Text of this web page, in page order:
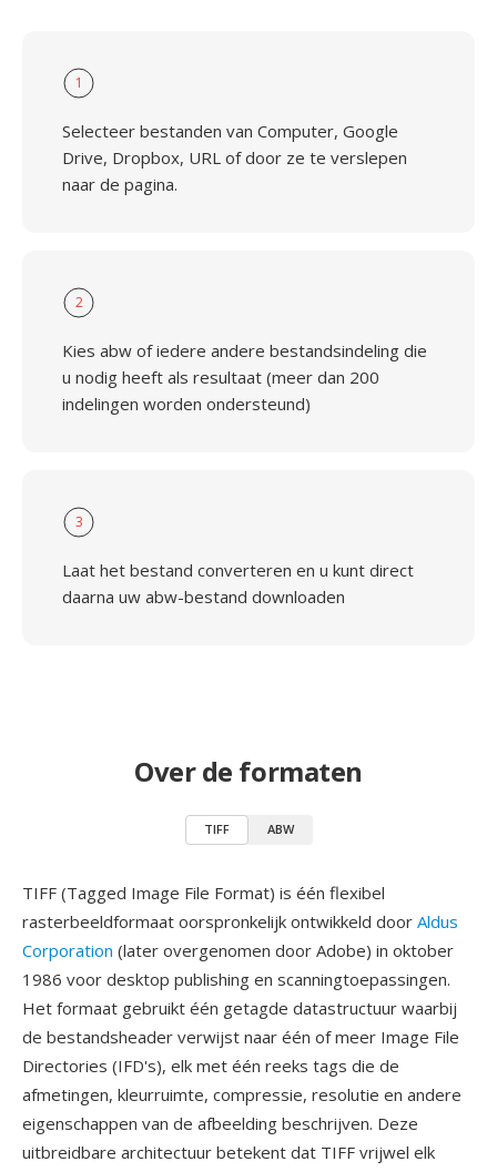
1
Selecteer bestanden van Computer, Google
Drive, Dropbox, URL of door ze te verslepen
naar de pagina.
2
Kies abw of iedere andere bestandsindeling die
u nodig heeft als resultaat (meer dan 200
indelingen worden ondersteund)
3
Laat het bestand converteren en u kunt direct
daarna uw abw-bestand downloaden
Over de formaten
TIFF ABW
TIFF (Tagged Image File Format) is één flexibel
rasterbeeldformaat oorspronkelijk ontwikkeld door Aldus
Corporation (later overgenomen door Adobe) in oktober
1986 voor desktop publishing en scanningtoepassingen.
Het formaat gebruikt één getagde datastructuur waarbij
de bestandsheader verwijst naar één of meer Image File
Directories (IFD's), elk met één reeks tags die de
afmetingen, kleurruimte, compressie, resolutie en andere
eigenschappen van de afbeelding beschrijven. Deze
uitbreidbare architectuur betekent dat TIFF vrijwel elk